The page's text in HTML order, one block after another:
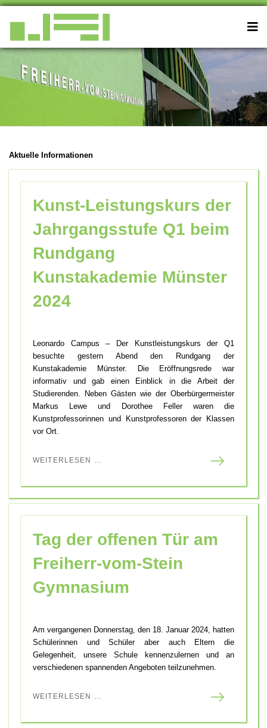
Aktuelle Informationen
Kunst-Leistungskurs der
Jahrgangsstufe Q1 beim
Rundgang
Kunstakademie Münster
2024
Leonardo Campus – Der Kunstleistungskurs der Q1
besuchte gestern Abend den Rundgang der
Kunstakademie Münster. Die Eröffnungsrede war
informativ und gab einen Einblick in die Arbeit der
Studierenden. Neben Gästen wie der Oberbürgermeister
Markus Lewe und Dorothee Feller waren die
Kunstprofessorinnen und Kunstprofessoren der Klassen
vor Ort.
WEITERLESEN …
Tag der offenen Tür am
Freiherr-vom-Stein
Gymnasium
Am vergangenen Donnerstag, den 18. Januar 2024, hatten
Schülerinnen und Schüler aber auch Eltern die
Gelegenheit, unsere Schule kennenzulernen und an
verschiedenen spannenden Angeboten teilzunehmen.
WEITERLESEN …